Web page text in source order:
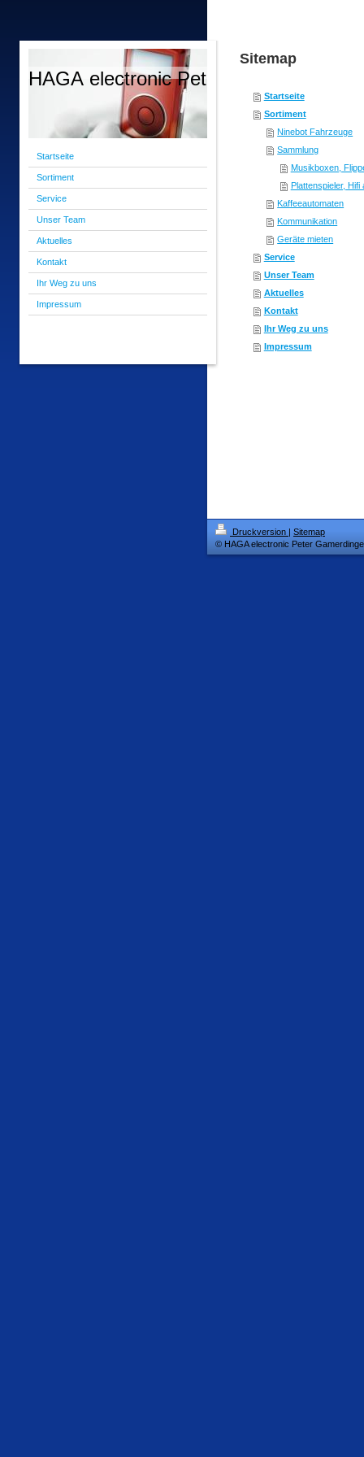
HAGA electronic Peter Gamerdinger
Startseite
Sortiment
Service
Unser Team
Aktuelles
Kontakt
Ihr Weg zu uns
Impressum
Sitemap
Startseite
Sortiment
Ninebot Fahrzeuge
Sammlung
Musikboxen,
Plattenspieler, Hifi
Kaffeeautomaten
Kommunikation
Geräte mieten
Service
Unser Team
Aktuelles
Kontakt
Ihr Weg zu uns
Impressum
Druckversion | Sitemap
© HAGA electronic Peter